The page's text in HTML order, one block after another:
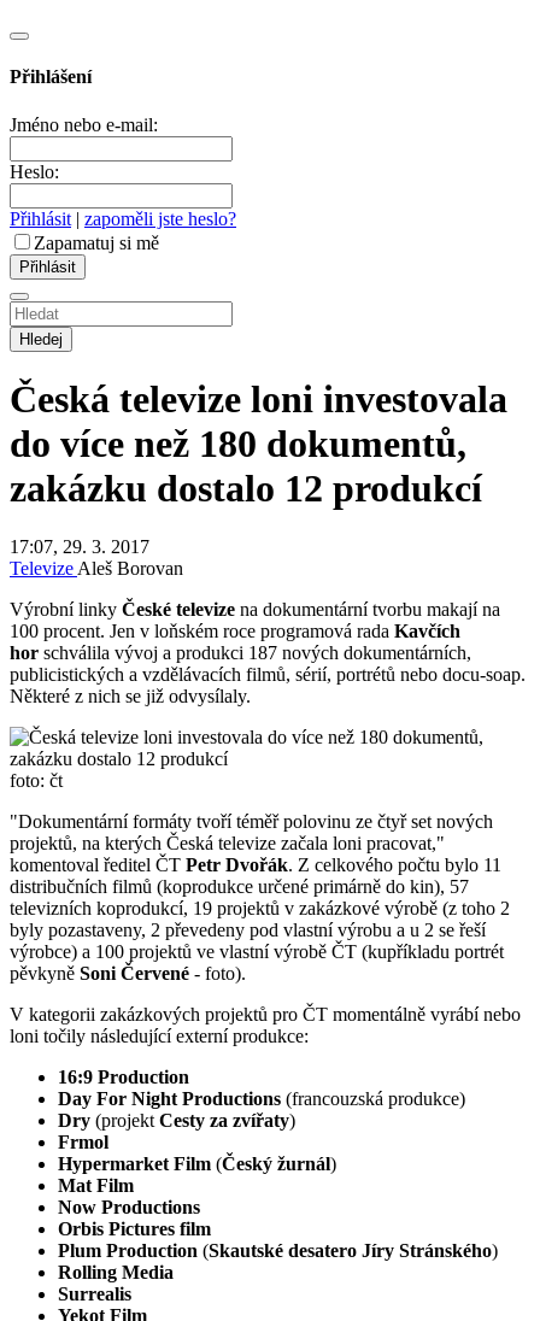
Přihlášení
Jméno nebo e-mail:
Heslo:
Přihlásit | zapoměli jste heslo?
Zapamatuj si mě
Hledej
Česká televize loni investovala
do více než 180 dokumentů,
zakázku dostalo 12 produkcí
17:07, 29. 3. 2017
TelevizeAleš Borovan
Výrobní linky České televize na dokumentární tvorbu makají na
100 procent. Jen v loňském roce programová rada Kavčích
hor schválila vývoj a produkci 187 nových dokumentárních,
publicistických a vzdělávacích filmů, sérií, portrétů nebo docu-soap.
Některé z nich se již odvysílaly.
foto: čt
"Dokumentární formáty tvoří téměř polovinu ze čtyř set nových
projektů, na kterých Česká televize začala loni pracovat,"
komentoval ředitel ČT Petr Dvořák. Z celkového počtu bylo 11
distribučních filmů (koprodukce určené primárně do kin), 57
televizních koprodukcí, 19 projektů v zakázkové výrobě (z toho 2
byly pozastaveny, 2 převedeny pod vlastní výrobu a u 2 se řeší
výrobce) a 100 projektů ve vlastní výrobě ČT (kupříkladu portrét
pěvkyně Soni Červené - foto).
V kategorii zakázkových projektů pro ČT momentálně vyrábí nebo
loni točily následující externí produkce:
16:9 Production
Day For Night Productions (francouzská produkce)
Dry (projektCesty za zvířaty)
Frmol
Hypermarket Film (Český žurnál)
Mat Film
Now Productions
Orbis Pictures film
Plum Production (Skautské desatero Jíry Stránského)
Rolling Media
Surrealis
Yekot Film